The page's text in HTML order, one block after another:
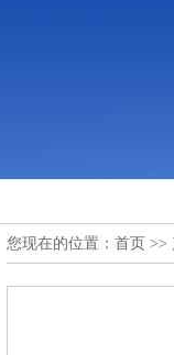
您现在的位置： 首页 >>